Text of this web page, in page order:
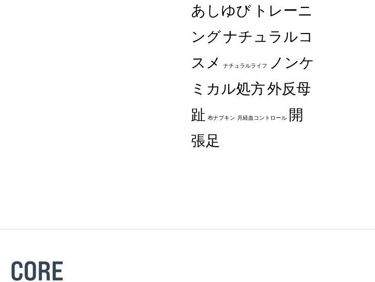
あしゆび トレーニ
ングナチュラルコ
スメ
ナチュラルライフ
ノンケ
ミカル処方外反母
趾 布ナプキン 月経血コントロール 開
張足